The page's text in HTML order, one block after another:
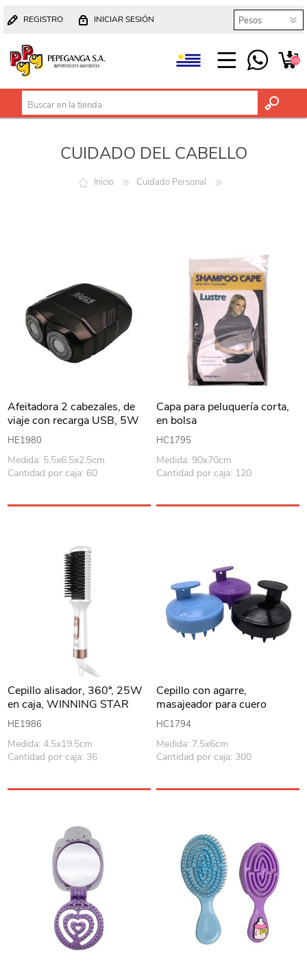
REGISTRO INICIAR SESIÓN
(0)
CUIDADO DEL CABELLO
Inicio Cuidado Personal
Afeitadora 2 cabezales, de
viaje con recarga USB, 5W
en caja, WINNING STAR
HE1980
Medida: 5.5x6.5x2.5cm
Cantidad por caja: 60
Capa para peluquería corta,
en bolsa
HC1795
Medida: 90x70cm
Cantidad por caja: 120
Cepillo alisador, 360º, 25W
en caja, WINNING STAR
HE1986
Medida: 4.5x19.5cm
Cantidad por caja: 36
Cepillo con agarre,
masajeador para cuero
cabelludo, de silicona varios
colores
HC1794
Medida: 7.5x6cm
Cantidad por caja: 300